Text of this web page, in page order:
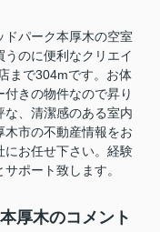
パーク本厚木の空室
のに便利なクリエイ
まで304mです。お体
きの物件なので昇り
な、清潔感のある室内
市の不動産情報をお
にお任せ下さい。経験
ポート致します。
厚木のコメント